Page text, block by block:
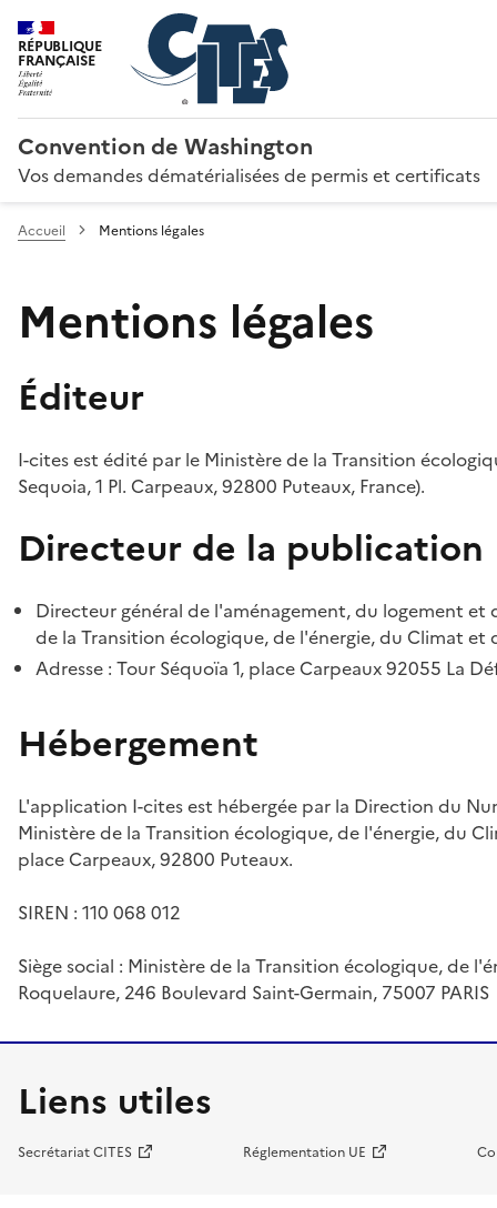
RÉPUBLIQUE
FRANÇAISE
Convention de Washington
Vos demandes dématérialisées de permis et certificats
Accueil Mentions légales
Mentions légales
Éditeur
I-cites est édité par le Ministère de la Transition
Sequoia, 1 Pl. Carpeaux, 92800 Puteaux, France).
Directeur de la publication
Directeur général de l'aménagement, du logement
de la Transition écologique, de l'énergie, du Climat et
Adresse : Tour Séquoïa 1, place Carpeaux 92055 La
Hébergement
L'application I-cites est hébergée par la Direction du
Ministère de la Transition écologique, de l'énergie, du
place Carpeaux, 92800 Puteaux.
SIREN : 110 068 012
Siège social : Ministère de la Transition écologique, de
Roquelaure, 246 Boulevard Saint-Germain, 75007 PARIS
Liens utiles
Secrétariat CITES Réglementation UE